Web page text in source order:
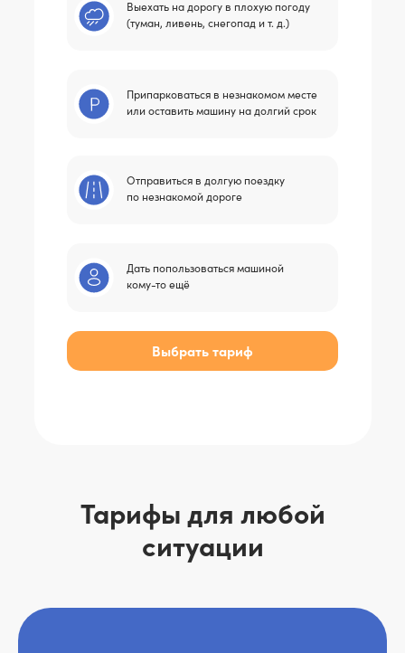
Отправиться в долгую поездку
по незнакомой дороге
Дать попользоваться машиной
кому-то ещё
Припарковаться в незнакомом месте
или оставить машину на долгий срок
Выехать на дорогу в плохую погоду
(туман, ливень, снегопад и т. д.)
Выбрать тариф
Тарифы для любой
ситуации